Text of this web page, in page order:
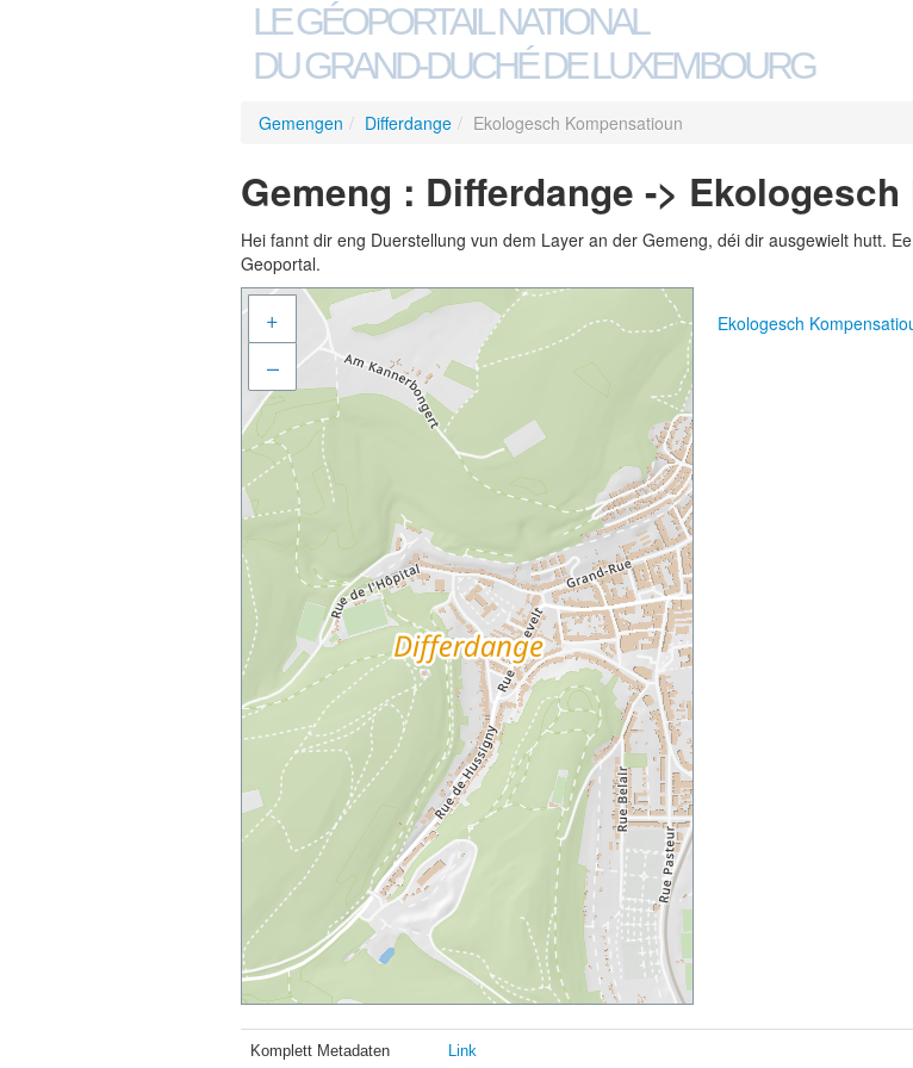
LE GÉOPORTAIL NATIONAL
DU GRAND-DUCHÉ DE LUXEMBOURG
Gemengen / Differdange / Ekologesch Kompensatioun
Gemeng : Differdange ->
Hei fannt dir eng Duerstellung vun dem Layer an der Gemeng, déi dir ausgewielt hutt.
Geoportal.
+
–
Ekologesch
Komplett Metadaten Link